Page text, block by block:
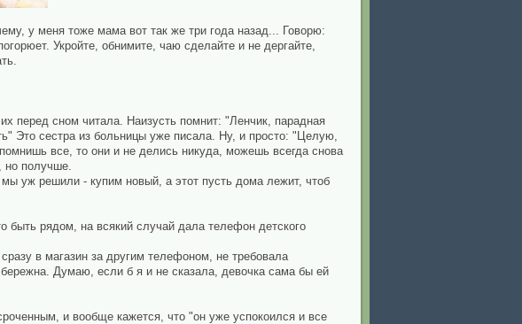
у меня тоже мама вот так же три года назад... Говорю:
Укройте, обнимите, чаю сделайте и не дергайте,
перед сном читала. Наизусть помнит: "Ленчик, парадная
Это сестра из больницы уже писала. Ну, и просто: "Целую,
все, то они и не делись никуда, можешь всегда снова
но получше.
уж решили - купим новый, а этот пусть дома лежит, чтоб
быть рядом, на всякий случай дала телефон детского
в магазин за другим телефоном, не требовала
бережна. Думаю, если б я и не сказала, девочка сама бы ей
и вообще кажется, что "он уже успокоился и все